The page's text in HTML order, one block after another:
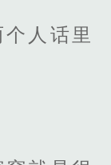
人话里